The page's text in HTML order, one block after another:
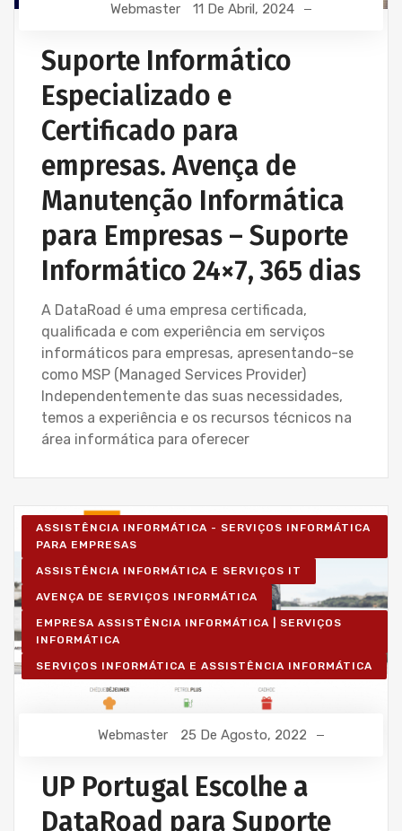
Webmaster 11 De Abril, 2024
Suporte Informático
Especializado e
Certificado para
empresas. Avença de
Manutenção Informática
para Empresas – Suporte
Informático 24×7, 365 dias
A DataRoad é uma empresa certificada,
qualificada e com experiência em serviços
informáticos para empresas, apresentando-se
como MSP (Managed Services Provider)
Independentemente das suas necessidades,
temos a experiência e os recursos técnicos na
área informática para oferecer
ASSISTÊNCIA INFORMÁTICA - SERVIÇOS INFORMÁTICA
PARA EMPRESAS
ASSISTÊNCIA INFORMÁTICA E SERVIÇOS IT
AVENÇA DE SERVIÇOS INFORMÁTICA
EMPRESA ASSISTÊNCIA INFORMÁTICA | SERVIÇOS
INFORMÁTICA
SERVIÇOS INFORMÁTICA E ASSISTÊNCIA INFORMÁTICA
Webmaster 25 De Agosto, 2022
UP Portugal Escolhe a
DataRoad para Suporte